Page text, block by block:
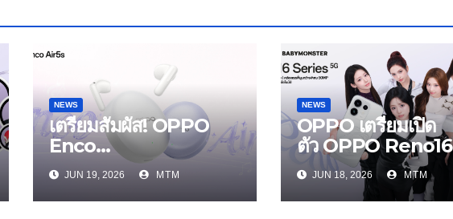
NEWS
เตรียมสัมผัส! OPPO
Enco
Air5s และ OPPO
Enco Air5 หูฟังไร้สาย
รุ่นใหม่ล่าสุด มาพร้อม
JUN 19, 2026 MTM
NEWS
OPPO เตรียมเปิด
ตัว OPPO Reno16
Series 5G พร้อม
ประกาศ
ER ในฐานะ Reno
JUN 18, 2026 MTM